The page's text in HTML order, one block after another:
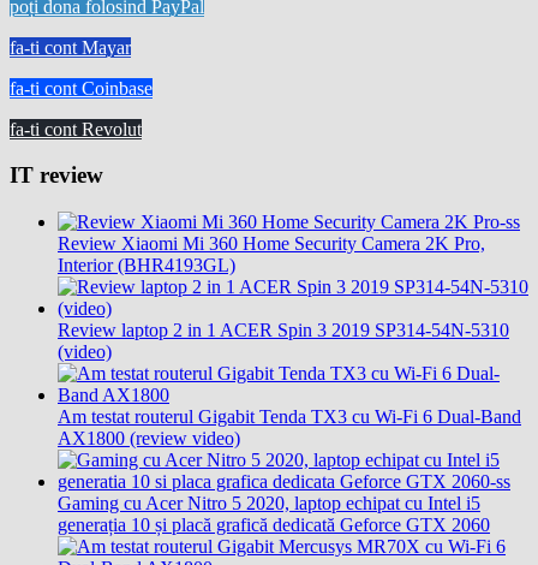
poți dona folosind PayPal
fa-ti cont Mayar
fa-ti cont Coinbase
fa-ti cont Revolut
IT review
Review Xiaomi Mi 360 Home Security Camera 2K Pro,
Interior (BHR4193GL)
Review laptop 2 in 1 ACER Spin 3 2019 SP314-54N-5310
(video)
Am testat routerul Gigabit Tenda TX3 cu Wi-Fi 6 Dual-Band
AX1800 (review video)
Gaming cu Acer Nitro 5 2020, laptop echipat cu Intel i5
generația 10 și placă grafică dedicată Geforce GTX 2060